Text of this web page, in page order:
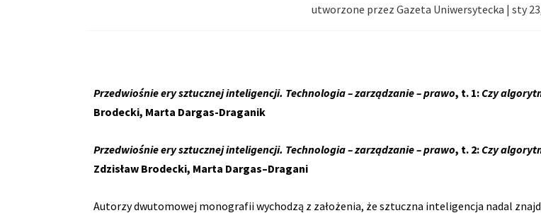
utworzone przez Gazeta Uniwersytecka | sty
Przedwiośnie ery sztucznej inteligencji. Technologia – zarządzanie – prawo, t. 1: Czy
Brodecki, Marta Dargas-Draganik
Przedwiośnie ery sztucznej inteligencji. Technologia – zarządzanie – prawo, t. 2: Czy
Zdzisław Brodecki, Marta Dargas–Dragani
Autorzy dwutomowej monografii wychodzą z założenia, że sztuczna inteligencja nadal